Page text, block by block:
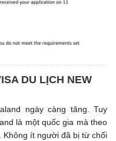
DU LỊCH NEW
ngày càng tăng. Tuy
là một quốc gia mà theo
Không ít người đã bị từ chối